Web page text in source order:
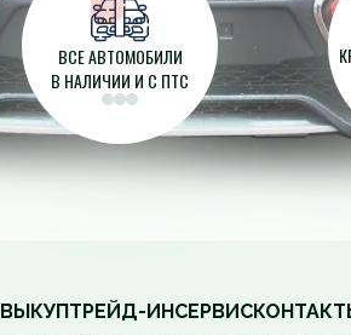
ВСЕ АВТОМОБИЛИ
В НАЛИЧИИ И С ПТС
ВЫКУПТРЕЙД-ИНСЕРВИС